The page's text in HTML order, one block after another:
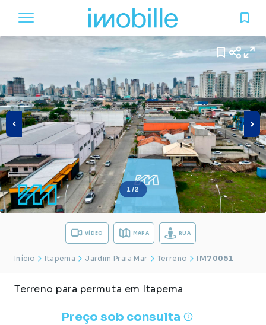
1/2
VÍDEO MAPA RUA
Início Itapema Jardim Praia Mar Terreno IM70051
Preço sob consulta
Terreno para permuta em Itapema